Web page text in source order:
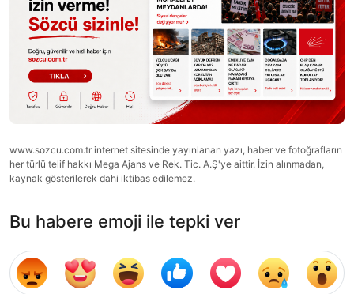
www.sozcu.com.tr internet sitesinde yayınlanan yazı, haber ve fotoğrafların
her türlü telif hakkı Mega Ajans ve Rek. Tic. A.Ş'ye aittir. İzin alınmadan,
kaynak gösterilerek dahi iktibas edilemez.
Bu habere emoji ile tepki ver